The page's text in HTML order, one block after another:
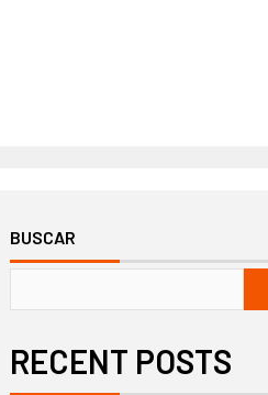
BUSCAR
RECENT POSTS